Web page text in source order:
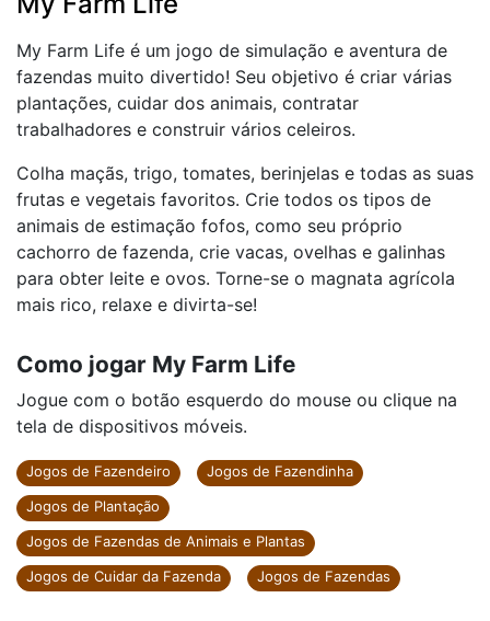
My Farm Life é um jogo de simulação e aventura de
fazendas muito divertido! Seu objetivo é criar várias
plantações, cuidar dos animais, contratar
trabalhadores e construir vários celeiros.
Colha maçãs, trigo, tomates, berinjelas e todas as suas
frutas e vegetais favoritos. Crie todos os tipos de
animais de estimação fofos, como seu próprio
cachorro de fazenda, crie vacas, ovelhas e galinhas
para obter leite e ovos. Torne-se o magnata agrícola
mais rico, relaxe e divirta-se!
Como jogar My Farm Life
Jogue com o botão esquerdo do mouse ou clique na
tela de dispositivos móveis.
Jogos de Fazendeiro
Jogos de Fazendinha
Jogos de Plantação
Jogos de Fazendas de Animais e Plantas
Jogos de Cuidar da Fazenda
Jogos de Fazendas